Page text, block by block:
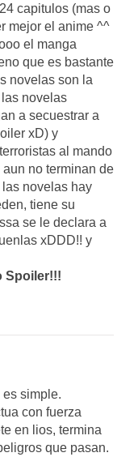
capitulos (mas o
mejor el anime ^^
el manga
que es bastante
novelas son la
novelas
a secuestrar a
xD) y
al mando
no terminan de
novelas hay
tiene su
se le declara a
xDDD!! y
Spoiler!!!
es simple.
con fuerza
en lios, termina
que pasan.